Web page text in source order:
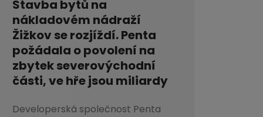
Stavba bytů na
nákladovém nádraží
Žižkov se rozjíždí. Penta
požádala o povolení na
zbytek severovýchodní
části, ve hře jsou miliardy
Developerská společnost Penta